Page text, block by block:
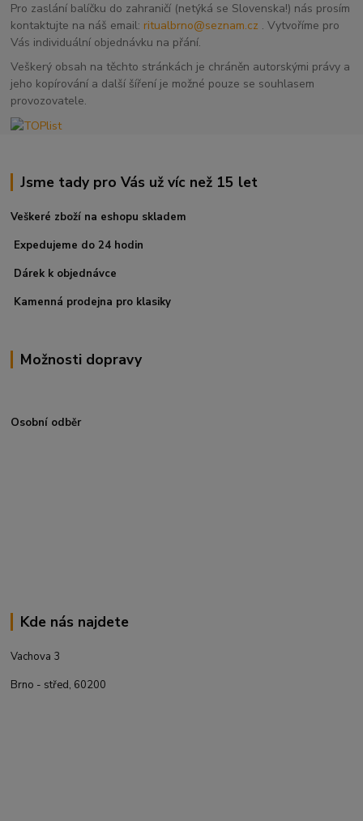
Pro zaslání balíčku do zahraničí (netýká se Slovenska!) nás prosím
kontaktujte na náš email: ritualbrno@seznam.cz . Vytvoříme pro
Vás individuální objednávku na přání.
Veškerý obsah na těchto stránkách je chráněn autorskými právy a
jeho kopírování a další šíření je možné pouze se souhlasem
provozovatele.
Jsme tady pro Vás už víc než 15 let
Veškeré zboží na eshopu skladem
Expedujeme do 24 hodin
Dárek k objednávce
Kamenná prodejna pro klasiky
Možnosti dopravy
Osobní odběr
Kde nás najdete
Vachova 3
Brno - střed, 60200